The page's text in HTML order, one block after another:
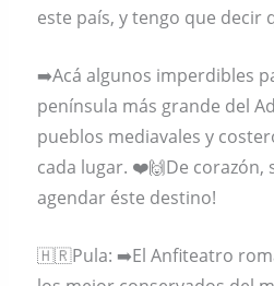
este país, y tengo que decir
➡️Acá algunos imperdibles
península más grande del
pueblos mediavales y
cada lugar. ❤️🙌De corazón,
agendar éste destino!
🇭🇷Pula: ➡️El Anfiteatro